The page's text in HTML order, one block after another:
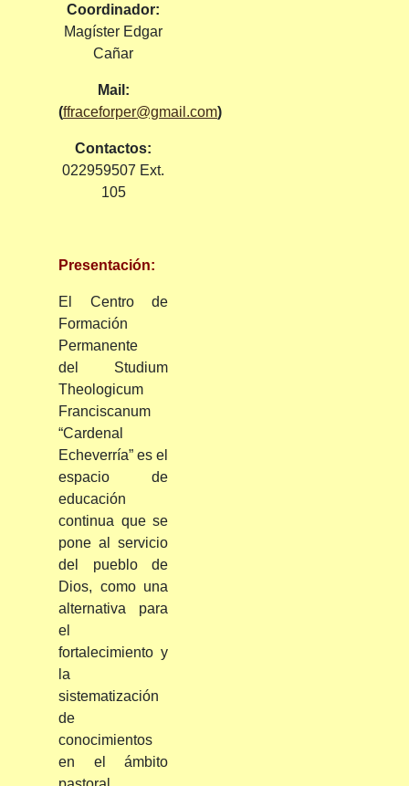
Coordinador:
Magíster Edgar
Cañar
Mail:
(ffraceforper@gmail.com)
Contactos:
022959507 Ext.
105
Presentación:
El Centro de
Formación
Permanente
del Studium
Theologicum
Franciscanum
“Cardenal
Echeverría” es el
espacio de
educación
continua que se
pone al servicio
del pueblo de
Dios, como una
alternativa para
el
fortalecimiento y
la
sistematización
de
conocimientos
en el ámbito